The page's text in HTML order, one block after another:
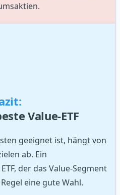
Value-ETF
geeignet ist, hängt von
ab. Ein
der das Value-Segment
eine gute Wahl.